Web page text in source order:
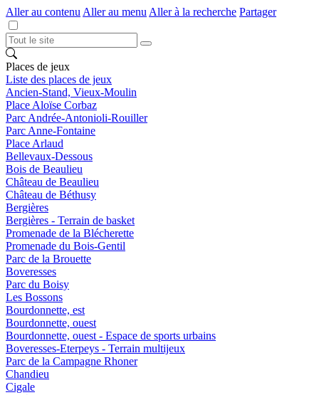
Aller au contenu Aller au menu Aller à la recherche Partager
Places de jeux
Liste des places de jeux
Ancien-Stand, Vieux-Moulin
Place Aloïse Corbaz
Parc Andrée-Antonioli-Rouiller
Parc Anne-Fontaine
Place Arlaud
Bellevaux-Dessous
Bois de Beaulieu
Château de Beaulieu
Château de Béthusy
Bergières
Bergières - Terrain de basket
Promenade de la Blécherette
Promenade du Bois-Gentil
Parc de la Brouette
Boveresses
Parc du Boisy
Les Bossons
Bourdonnette, est
Bourdonnette, ouest
Bourdonnette, ouest - Espace de sports urbains
Boveresses-Eterpeys - Terrain multijeux
Parc de la Campagne Rhoner
Chandieu
Cigale